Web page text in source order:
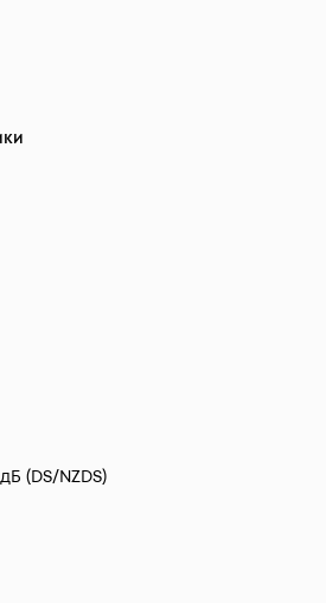
(DS/NZDS)